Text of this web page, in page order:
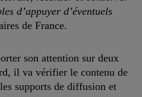
d’appuyer d’éventuels
de France.
son attention sur deux
il va vérifier le contenu de
supports de diffusion et